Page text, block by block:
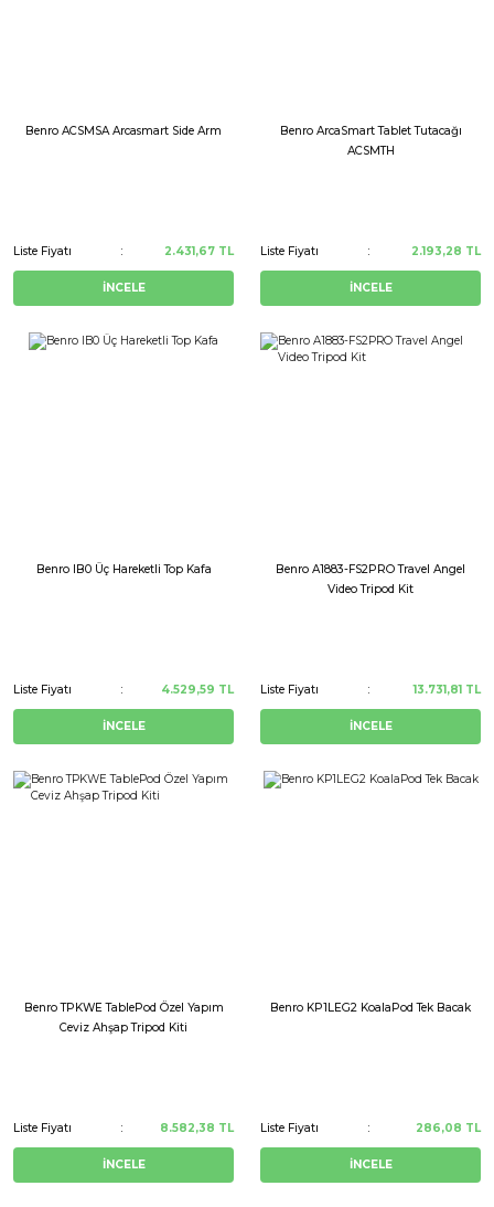
Benro ACSMSA Arcasmart Side Arm
Liste Fiyatı 2.431,67 TL
İNCELE
Benro ArcaSmart Tablet Tutacağı
ACSMTH
Liste Fiyatı 2.193,28 TL
İNCELE
Benro IB0 Üç Hareketli Top Kafa
Liste Fiyatı 4.529,59 TL
İNCELE
Benro A1883-FS2PRO Travel Angel
Video Tripod Kit
Liste Fiyatı 13.731,81 TL
İNCELE
Benro TPKWE TablePod Özel Yapım
Ceviz Ahşap Tripod Kiti
Liste Fiyatı 8.582,38 TL
İNCELE
Benro KP1LEG2 KoalaPod Tek Bacak
Liste Fiyatı 286,08 TL
İNCELE